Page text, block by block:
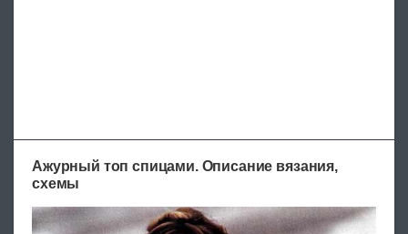
Ажурный топ спицами. Описание вязания,
схемы